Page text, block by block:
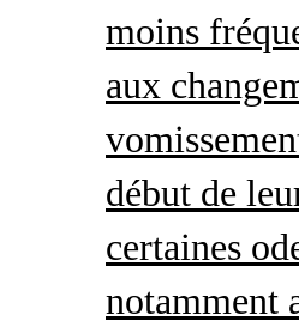
moins
aux
début de
certaines
notamment